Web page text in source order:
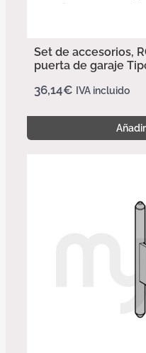
Set de accesorios,
puerta de garaje
36,14€ IVA incluido